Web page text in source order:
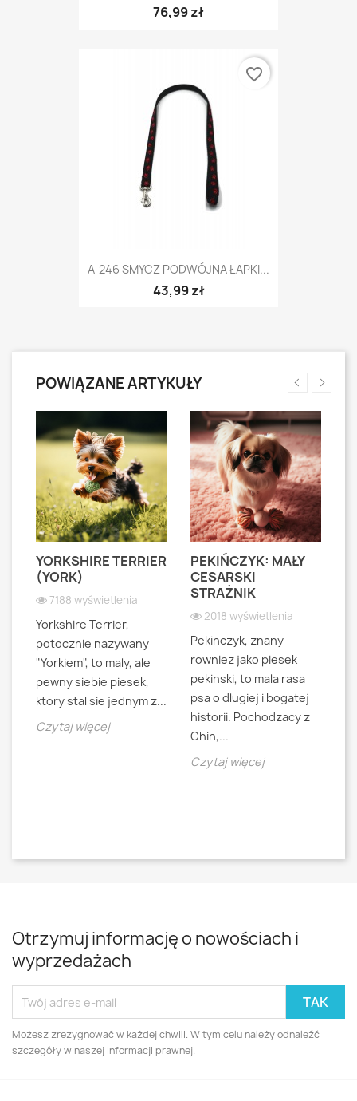
76,99 zł
A-246 SMYCZ PODWÓJNA ŁAPKI...
43,99 zł
favorite_border
POWIĄZANE ARTYKUŁY
YORKSHIRE TERRIER
(YORK)
7188 wyświetlenia
Yorkshire Terrier,
potocznie nazywany
"Yorkiem", to maly, ale
pewny siebie piesek,
ktory stal sie jednym z...
Czytaj więcej
PEKIŃCZYK: MAŁY
CESARSKI
STRAŻNIK
2018 wyświetlenia
Pekinczyk, znany
rowniez jako piesek
pekinski, to mala rasa
psa o dlugiej i bogatej
historii. Pochodzacy z
Chin,...
Czytaj więcej
Otrzymuj informację o nowościach i
wyprzedażach
Możesz zrezygnować w każdej chwili. W tym celu należy odnaleźć
szczegóły w naszej informacji prawnej.